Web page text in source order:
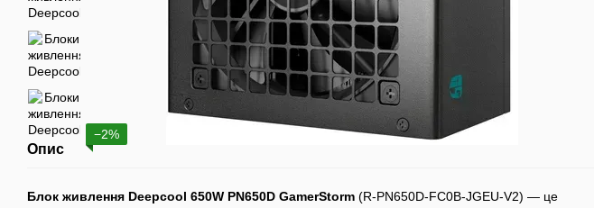
−2%
Опис
Блок живлення Deepcool 650W PN650D GamerStorm (R-PN650D-FC0B-JGEU-V2) — це